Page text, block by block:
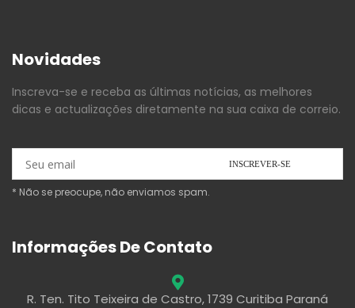
Novidades
Inscreva-se e receba as últimas notícias, as melhores
dicas e actualizações diretamente na sua caixa de correio.
* Não se preocupe, não enviamos spam.
Informações De Contato
R. Ten. Tito Teixeira de Castro, 1739 Curitiba Paraná